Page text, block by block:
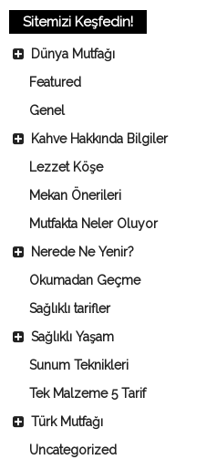
Sitemizi Keşfedin!
Dünya Mutfağı
Featured
Genel
Kahve Hakkında Bilgiler
Lezzet Köşe
Mekan Önerileri
Mutfakta Neler Oluyor
Nerede Ne Yenir?
Okumadan Geçme
Sağlıklı tarifler
Sağlıklı Yaşam
Sunum Teknikleri
Tek Malzeme 5 Tarif
Türk Mutfağı
Uncategorized